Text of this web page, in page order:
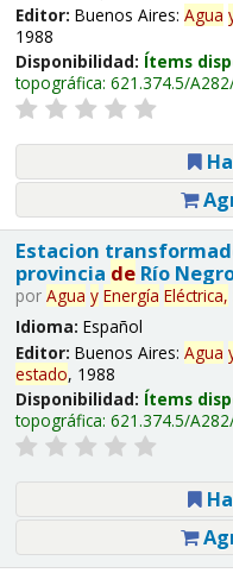
Editor: Buenos Aires: Agua
1988
Disponibilidad: Ítems
topográfica: 621.374.5/
Estacion
provincia deRío
por Agua y Energía Eléctrica,
Idioma: Español
Editor: Buenos Aires: Agua
estado, 1988
Disponibilidad: Ítems
topográfica: 621.374.5/